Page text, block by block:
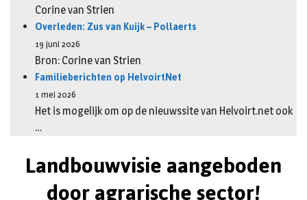
Corine van Strien
Overleden: Zus van Kuijk – Pollaerts
19 juni 2026
Bron: Corine van Strien
Familieberichten op HelvoirtNet
1 mei 2026
Het is mogelijk om op de nieuwssite van Helvoirt.net ook
…
Landbouwvisie aangeboden